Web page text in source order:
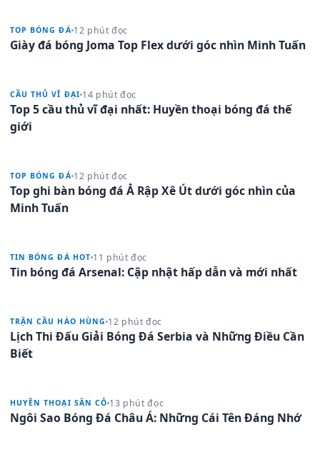
TOP BÓNG ĐÁ 12 phút đọc
Giày đá bóng Joma Top Flex dưới góc nhìn Minh Tuấn
CẦU THỦ VĨ ĐẠI 14 phút đọc
Top 5 cầu thủ vĩ đại nhất: Huyền thoại bóng đá thế
giới
TOP BÓNG ĐÁ 12 phút đọc
Top ghi bàn bóng đá Ả Rập Xê Út dưới góc nhìn của
Minh Tuấn
TIN BÓNG ĐÁ HOT 11 phút đọc
Tin bóng đá Arsenal: Cập nhật hấp dẫn và mới nhất
TRẬN CẦU HÀO HÙNG 12 phút đọc
Lịch Thi Đấu Giải Bóng Đá Serbia và Những Điều Cần
Biết
HUYỀN THOẠI SÂN CỎ 13 phút đọc
Ngôi Sao Bóng Đá Châu Á: Những Cái Tên Đáng Nhớ